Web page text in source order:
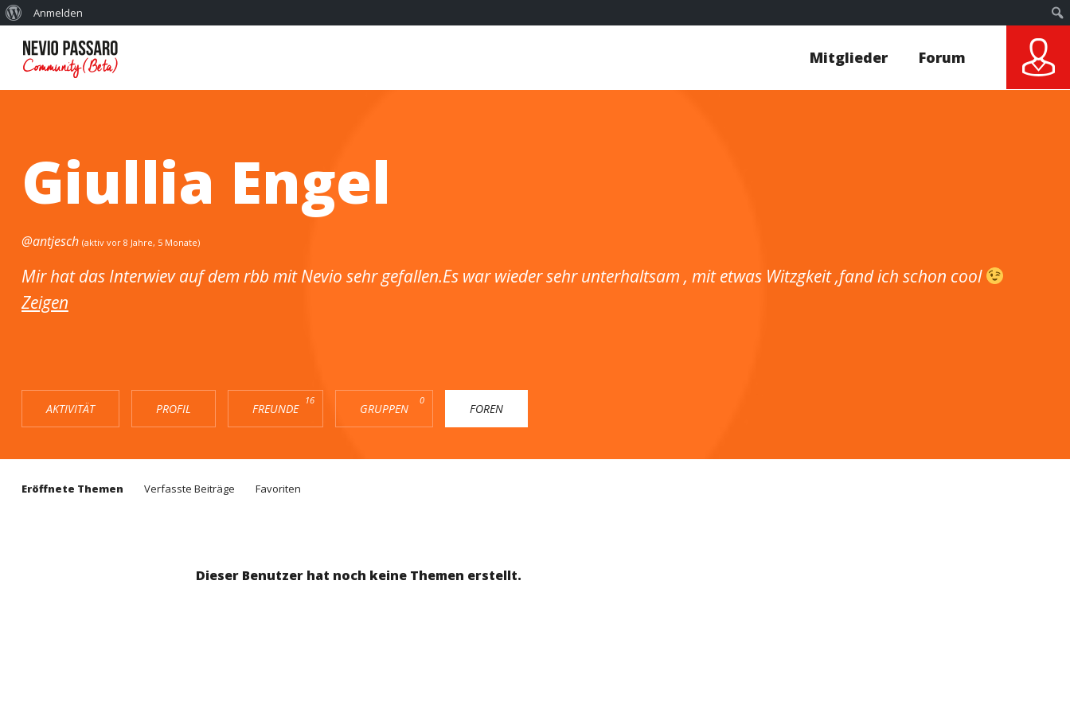
Forum
Mitglieder
Giullia Engel
@antjesch (aktiv vor 8 Jahre, 5 Monate)
Mir hat das Interwiev auf dem rbb mit Nevio sehr gefallen.Es war wieder sehr unterhaltsam , mit etwas Witzgkeit ,fand ich schon cool
Zeigen
AKTIVITÄT PROFIL FREUNDE
16
GRUPPEN
0
FOREN
Eröffnete Themen Verfasste Beiträge Favoriten
Dieser Benutzer hat noch keine Themen erstellt.
Anmelden